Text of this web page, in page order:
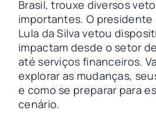
Brasil, trouxe diversos
importantes. O presidente
Lula da Silva vetou
impactam desde o setor
até serviços financeiros.
explorar as mudanças,
e como se preparar para
cenário.